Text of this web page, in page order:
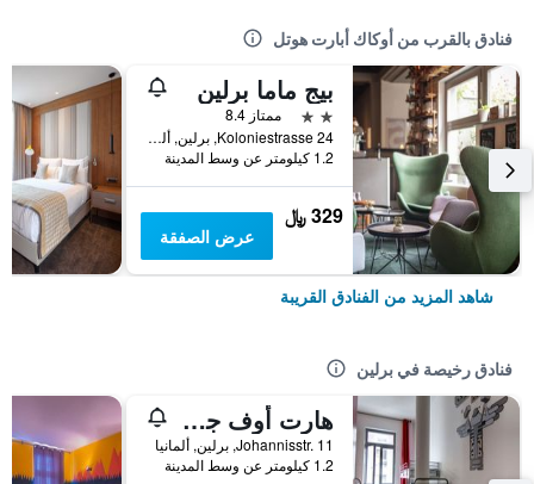
فنادق بالقرب من أوكاك أبارت هوتل
بيج ماما برلين
2 نجمتين
ممتاز 8.4
Koloniestrasse 24, برلين, ألمانيا
1.2 كيلومتر عن وسط المدينة
329 ﷼
عرض الصفقة
شاهد المزيد من الفنادق القريبة
فنادق رخيصة في برلين
هارت أوف جولد هوستل برلين
Johannisstr. 11, برلين, ألمانيا
1.2 كيلومتر عن وسط المدينة